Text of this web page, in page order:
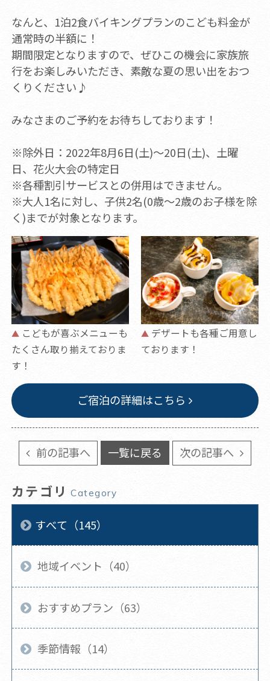
なんと、1泊2食バイキングプランのこども料金が
通常時の半額に！
期間限定となりますので、ぜひこの機会に家族旅
行をお楽しみいただき、素敵な夏の思い出をおつ
くりください♪
みなさまのご予約をお待ちしております！
※除外日：2022年8月6日(土)～20日(土)、土曜
日、花火大会の特定日
※各種割引サービスとの併用はできません。
※大人1名に対し、子供2名(0歳～2歳のお子様を除
く)までが対象となります。
こどもが喜ぶメニューも
たくさん取り揃えておりま
す！
デザートも各種ご用意し
ております！
ご宿泊の詳細はこちら
前の記事へ 一覧に戻る 次の記事へ
カテゴリ Category
すべて（145）
地域イベント（40）
おすすめプラン（63）
季節情報（14）